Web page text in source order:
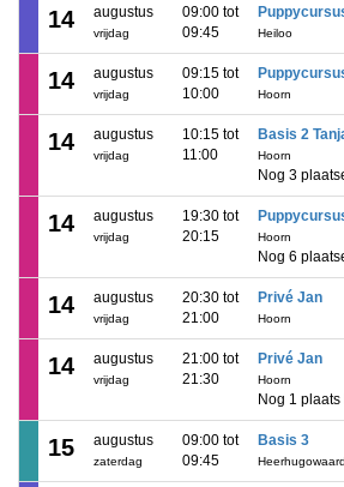
14 augustus
vrijdag
09:00 tot
09:45
Heiloo
14 augustus
vrijdag
09:15 tot
10:00
Hoorn
14 augustus
vrijdag
10:15 tot
11:00
Basis 2
Hoorn
Nog 3
14 augustus
vrijdag
19:30 tot
20:15
Hoorn
Nog 6
14 augustus
vrijdag
20:30 tot
21:00
Privé Jan
Hoorn
14 augustus
vrijdag
21:00 tot
21:30
Privé Jan
Hoorn
Nog 1
15 augustus
zaterdag
09:00 tot
09:45
Basis 3
Heerhugowaard